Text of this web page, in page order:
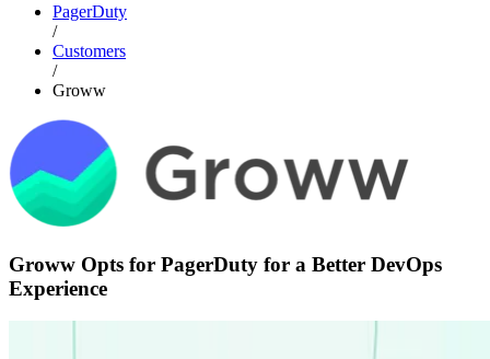
PagerDuty
/
Customers
/
Groww
Groww Opts for PagerDuty for a Better DevOps
Experience